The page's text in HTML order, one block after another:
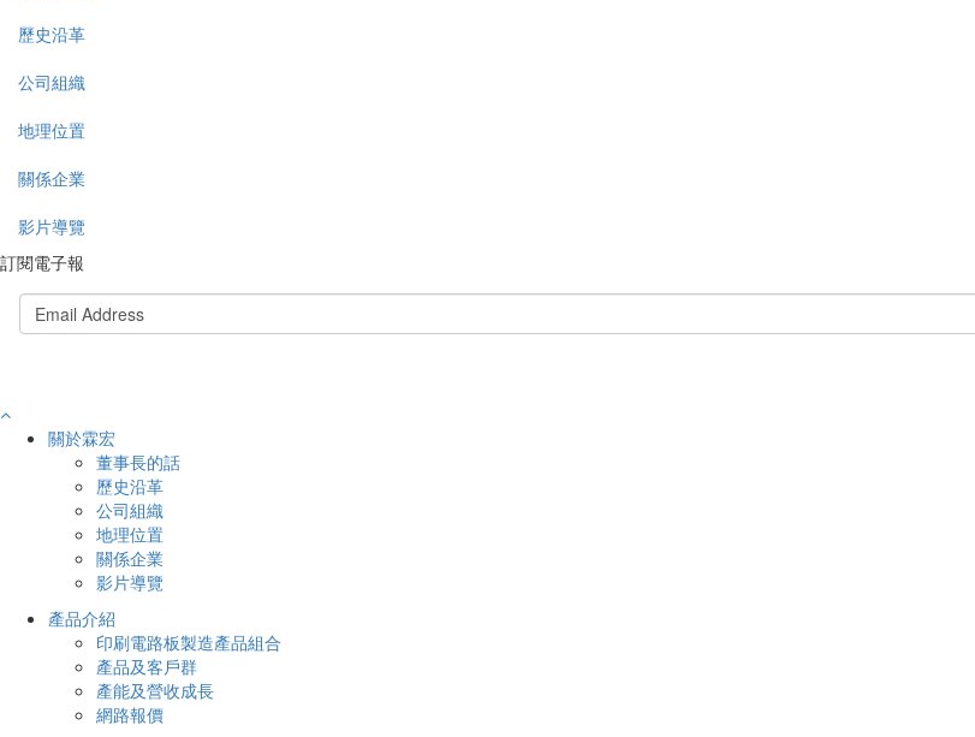
歷史沿革
公司組織
地理位置
關係企業
影片導覽
訂閱電子報
關於霖宏
董事長的話
歷史沿革
公司組織
地理位置
關係企業
影片導覽
產品介紹
印刷電路板製造產品組合
產品及客戶群
產能及營收成長
網路報價